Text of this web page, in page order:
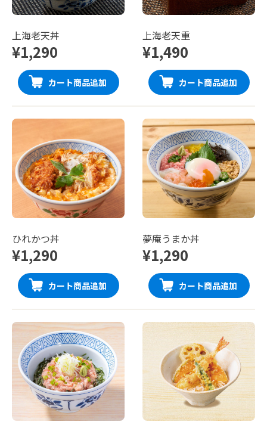
上海老天丼
¥1,290
カート商品追加
上海老天重
¥1,490
カート商品追加
ひれかつ丼
¥1,290
カート商品追加
夢庵うまか丼
¥1,290
カート商品追加